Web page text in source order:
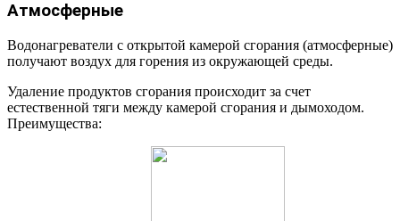
Атмосферные
Водонагреватели с открытой камерой сгорания (атмосферные)
получают воздух для горения из окружающей среды.
Удаление продуктов сгорания происходит за счет
естественной тяги между камерой сгорания и дымоходом.
Преимущества: